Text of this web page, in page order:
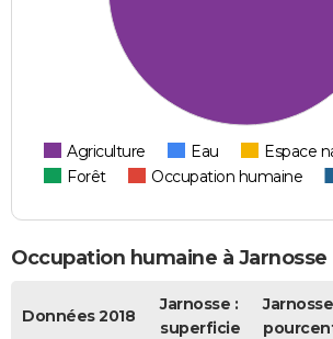
Agriculture Eau
Espace
Forêt
Occupation humaine
Occupation humaine à Jarnosse
Données 2018
Jarnosse :
superficie